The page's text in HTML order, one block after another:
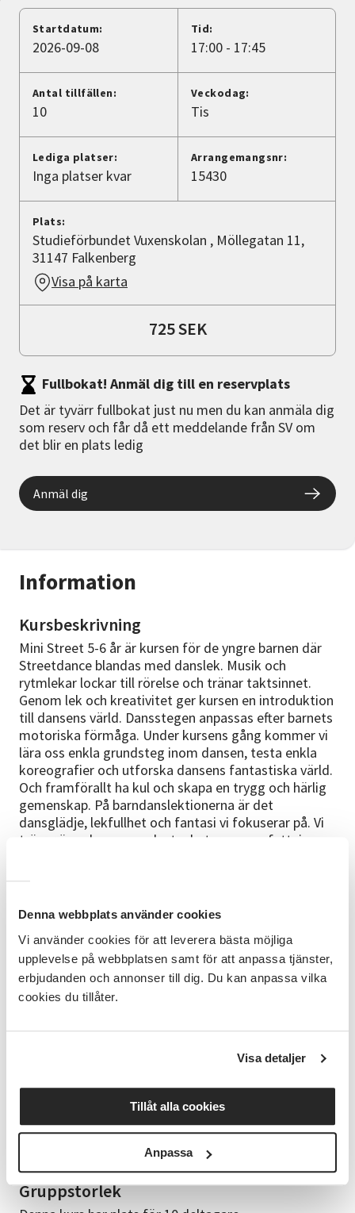
Denna webbplats använder cookies
Vi använder cookies för att leverera bästa möjliga
upplevelse på webbplatsen samt för att anpassa tjänster,
erbjudanden och annonser till dig. Du kan anpassa vilka
cookies du tillåter.
Visa detaljer
Tillåt alla cookies
Anpassa
Nyheter
Avdelningar
Lyssna
Information
Kursbeskrivning
Mini Street 5-6 år är kursen för de yngre barnen där
Streetdance blandas med danslek. Musik och
rytmlekar lockar till rörelse och tränar taktsinnet.
Genom lek och kreativitet ger kursen en introduktion
till dansens värld. Dansstegen anpassas efter barnets
motoriska förmåga. Under kursens gång kommer vi
lära oss enkla grundsteg inom dansen, testa enkla
koreografier och utforska dansens fantastiska värld.
Och framförallt ha kul och skapa en trygg och härlig
gemenskap. På barndanslektionerna är det
dansglädje, lekfullhet och fantasi vi fokuserar på. Vi
tränar även kroppsmedvetenhet, rumsuppfattning
grundsteg inom dansen, testa enkla koreografier och
utforska dansens fantastiska värld. Och framförallt
ha kul och skapa en trygg och härlig gemenskap.
Målgrupp
Den här kursen riktar sig till dig som är nyfiken och
tillsammans i gruppen.
Rekommenderad klädsel
Gruppstorlek
Startdatum:
2026-09-08
Tid:
17:00 - 17:45
Antal tillfällen:
10
Veckodag:
Tis
Lediga platser:
Inga platser kvar
Arrangemangsnr:
15430
Plats:
Studieförbundet Vuxenskolan , Möllegatan 11,
31147 Falkenberg
Visa på karta
725 SEK
Fullbokat! Anmäl dig till en reservplats
Det är tyvärr fullbokat just nu men du kan anmäla dig
som reserv och får då ett meddelande från SV om
det blir en plats ledig
Anmäl dig